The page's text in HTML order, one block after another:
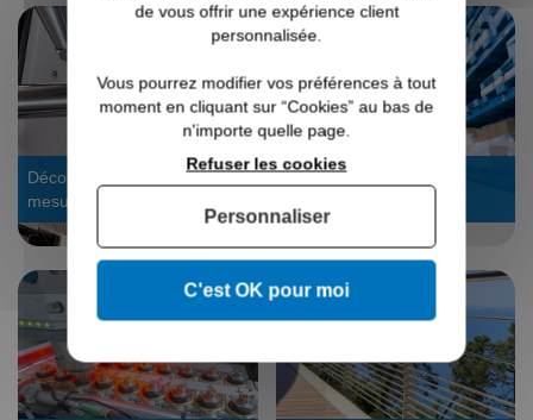
Découpe laser tube : sur
mesure
Stock dispo, expédié en
de vous offrir une expérience client
personnalisée.
Vous pourrez modifier vos préférences à tout
moment en cliquant sur “Cookies” au bas de
n'importe quelle page.
C'est OK pour moi
Refuser les cookies
Personnaliser